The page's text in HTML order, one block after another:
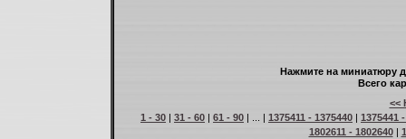
Нажмите на миниатюру
Всего
<<
1 - 30 | 31 - 60 | 61 - 90 | ... | 1375411 - 1375440 | 1375441
1802611 - 1802640|